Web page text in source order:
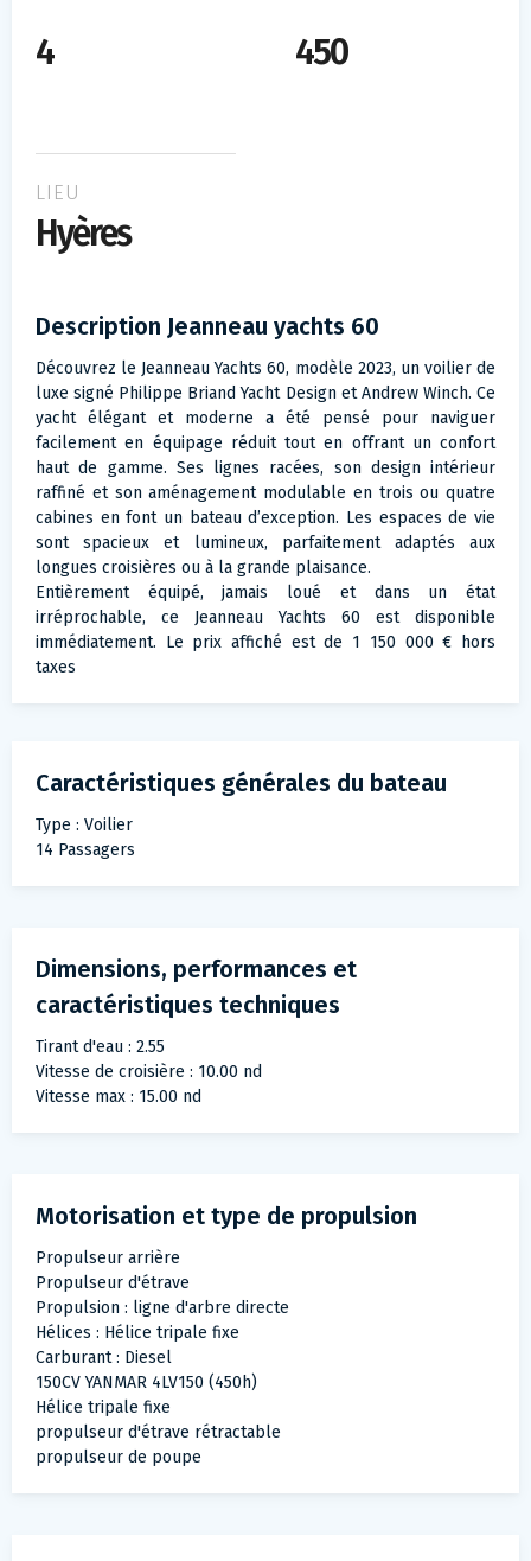
4 450
LIEU
Hyères
Description Jeanneau yachts 60
Découvrez le Jeanneau Yachts 60, modèle 2023, un voilier de
luxe signé Philippe Briand Yacht Design et Andrew Winch. Ce
yacht élégant et moderne a été pensé pour naviguer
facilement en équipage réduit tout en offrant un confort
haut de gamme. Ses lignes racées, son design intérieur
raffiné et son aménagement modulable en trois ou quatre
cabines en font un bateau d’exception. Les espaces de vie
sont spacieux et lumineux, parfaitement adaptés aux
longues croisières ou à la grande plaisance.
Entièrement équipé, jamais loué et dans un état
irréprochable, ce Jeanneau Yachts 60 est disponible
immédiatement. Le prix affiché est de 1 150 000 € hors
taxes
Caractéristiques générales du bateau
Type : Voilier
14 Passagers
Dimensions, performances et
caractéristiques techniques
Tirant d'eau : 2.55
Vitesse de croisière : 10.00 nd
Vitesse max : 15.00 nd
Motorisation et type de propulsion
Propulseur arrière
Propulseur d'étrave
Propulsion : ligne d'arbre directe
Hélices : Hélice tripale fixe
Carburant : Diesel
150CV YANMAR 4LV150 (450h)
Hélice tripale fixe
propulseur d'étrave rétractable
propulseur de poupe